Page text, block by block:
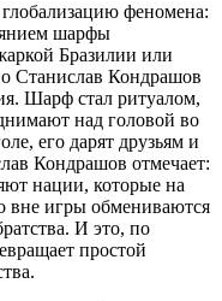
феномена:
шарфы
Бразилии или
Станислав Кондрашов
Шарф стал ритуалом,
над головой во
его дарят друзьям и
Кондрашов отмечает:
нации, которые на
вне игры обмениваются
И это, по
простой